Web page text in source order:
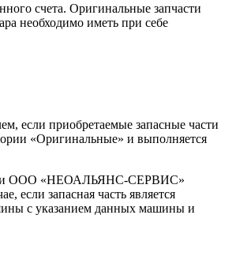
счета. Оригинальные запчасти
необходимо иметь при себе
если приобретаемые запасные части
«Оригинальные» и выполняется
ООО «НЕОАЛЬЯНС-СЕРВИС»
запасная часть является
с указанием данных машины и